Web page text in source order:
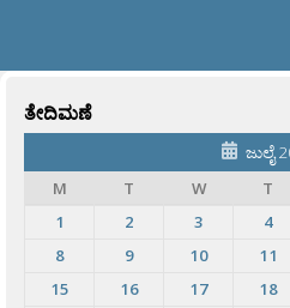
ತೇದಿಮಣೆ
ಜುಲೈ
M
T W T
1
2 3 4
8
9 10 11
15
16 17 18